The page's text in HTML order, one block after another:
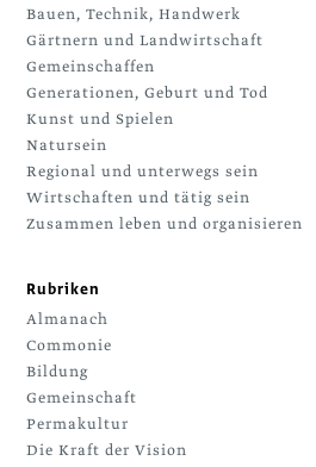
Bauen, Technik, Handwerk
Gärtnern und Landwirtschaft
Gemeinschaffen
Generationen, Geburt und Tod
Kunst und Spielen
Natursein
Regional und unterwegs sein
Wirtschaften und tätig sein
Zusammen leben und organisieren
Rubriken
Almanach
Commonie
Bildung
Gemeinschaft
Permakultur
Die Kraft der Vision